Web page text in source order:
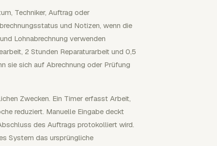
Techniker, Auftrag oder
und Notizen, wenn die
Lohnabrechnung verwenden
2 Stunden Reparaturarbeit und 0,5
sie sich auf Abrechnung oder Prüfung
Zwecken. Ein Timer erfasst Arbeit,
reduziert. Manuelle Eingabe deckt
des Auftrags protokolliert wird.
System das ursprüngliche